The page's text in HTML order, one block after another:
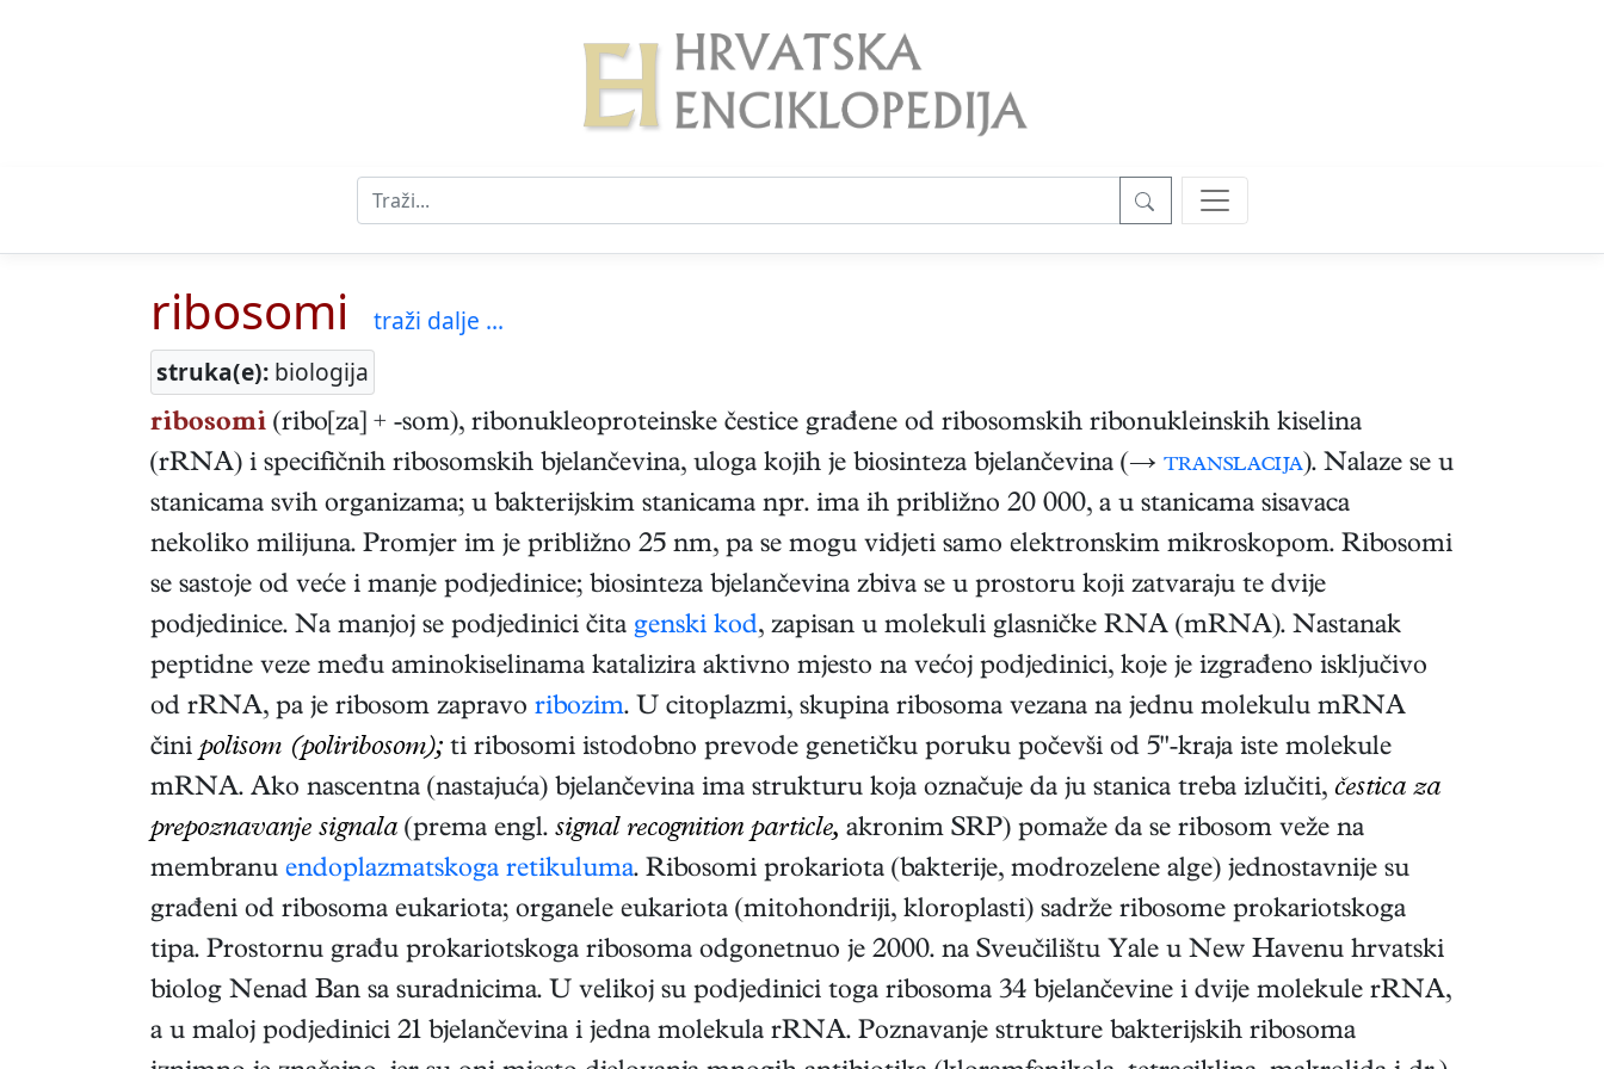
ribosomi
traži dalje ...
struka(e): biologija
ribosomi (ribo[za] + -som), ribonukleoproteinske čestice građene od ribosomskih ribonukleinskih kiselina
(rRNA) i specifičnih ribosomskih bjelančevina, uloga kojih je biosinteza bjelančevina (→ translacija). Nalaze se u
stanicama svih organizama; u bakterijskim stanicama npr. ima ih približno 20 000, a u stanicama sisavaca
nekoliko milijuna. Promjer im je približno 25 nm, pa se mogu vidjeti samo elektronskim mikroskopom. Ribosomi
se sastoje od veće i manje podjedinice; biosinteza bjelančevina zbiva se u prostoru koji zatvaraju te dvije
podjedinice. Na manjoj se podjedinici čita genski kod, zapisan u molekuli glasničke RNA (mRNA). Nastanak
peptidne veze među aminokiselinama katalizira aktivno mjesto na većoj podjedinici, koje je izgrađeno isključivo
od rRNA, pa je ribosom zapravo ribozim. U citoplazmi, skupina ribosoma vezana na jednu molekulu mRNA
čini polisom (poliribosom); ti ribosomi istodobno prevode genetičku poruku počevši od 5"-kraja iste molekule
mRNA. Ako nascentna (nastajuća) bjelančevina ima strukturu koja označuje da ju stanica treba izlučiti, čestica za
prepoznavanje signala (prema engl. signal recognition particle, akronim SRP) pomaže da se ribosom veže na
membranu endoplazmatskoga retikuluma. Ribosomi prokariota (bakterije, modrozelene alge) jednostavnije su
građeni od ribosoma eukariota; organele eukariota (mitohondriji, kloroplasti) sadrže ribosome prokariotskoga
tipa. Prostornu građu prokariotskoga ribosoma odgonetnuo je 2000. na Sveučilištu Yale u New Havenu hrvatski
biolog Nenad Ban sa suradnicima. U velikoj su podjedinici toga ribosoma 34 bjelančevine i dvije molekule rRNA,
a u maloj podjedinici 21 bjelančevina i jedna molekula rRNA. Poznavanje strukture bakterijskih ribosoma